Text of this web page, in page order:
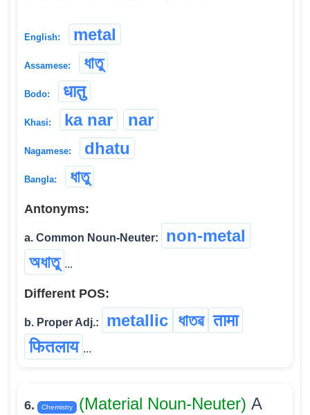
English: metal
Assamese: ধাতু
Bodo: धातु
Khasi: ka nar nar
Nagamese: dhatu
Bangla: ধাতু
Antonyms:
a. Common Noun-Neuter:
non-metal
অধাতু ...
Different POS:
b. Proper Adj.: metallic ধাতৱ तामा
फितलाय ...
6. Chemistry (Material Noun-Neuter) A